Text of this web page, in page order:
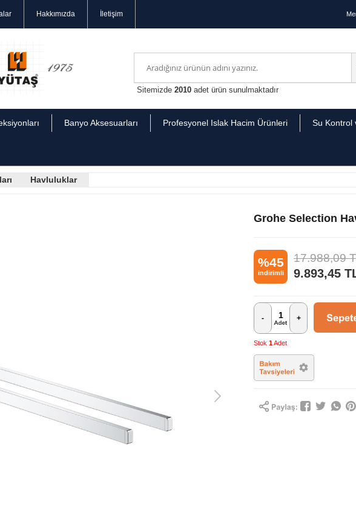
Hakkımızda İletişim
Sitemizde2010 adet ürün sunulmaktadır
Banyo Aksesuarları Profesyonel Islak Hacim Ürünleri Su Kontrol
Havluluklar
Grohe Selection
%45
indirimli
17.988,09
9.893,45
- +
Stok 1Adet